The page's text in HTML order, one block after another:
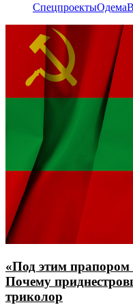
СпецпроектыОдема
«Под этим прапором
Почему
триколор